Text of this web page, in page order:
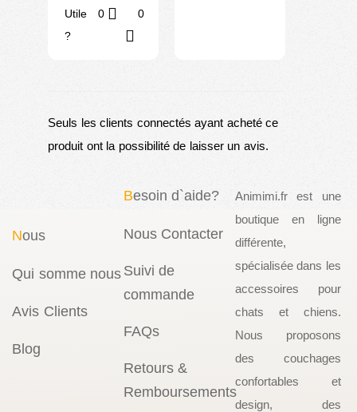
Utile
?
0 0
Seuls les clients connectés ayant acheté ce
produit ont la possibilité de laisser un avis.
Nous
Qui somme nous
Avis Clients
Blog
Besoin d`aide?
Nous Contacter
Suivi de
commande
FAQs
Retours &
Remboursements
Animimi.fr est une
boutique en ligne
différente,
spécialisée dans les
accessoires pour
chats et chiens.
Nous proposons
des couchages
confortables et
design, des